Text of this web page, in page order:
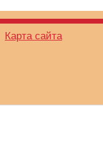
Карта сайта